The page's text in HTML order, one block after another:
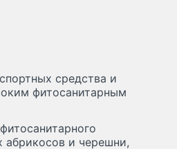
средства и
фитосанитарным
абрикосов и черешни,